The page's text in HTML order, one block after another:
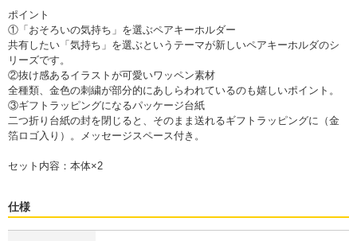
ポイント
①「おそろいの気持ち」を選ぶペアキーホルダー
共有したい「気持ち」を選ぶというテーマが新しいペアキーホルダのシ
リーズです。
②抜け感あるイラストが可愛いワッペン素材
全種類、金色の刺繍が部分的にあしらわれているのも嬉しいポイント。
③ギフトラッピングになるパッケージ台紙
二つ折り台紙の封を閉じると、そのまま送れるギフトラッピングに（金
箔ロゴ入り）。メッセージスペース付き。
セット内容：本体×2
仕様